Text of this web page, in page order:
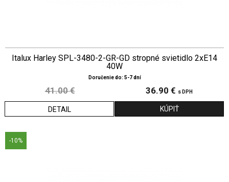
Italux Harley SPL-3480-2-GR-GD stropné svietidlo 2xE14
40W
Doručenie do: 5-7 dní
41.00 € 36.90 € s DPH
DETAIL
-10%